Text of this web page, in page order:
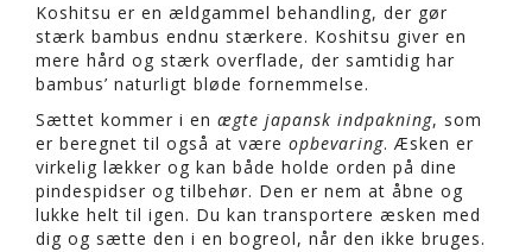
Koshitsu er en ældgammel behandling, der gør
stærk bambus endnu stærkere. Koshitsu giver en
mere hård og stærk overflade, der samtidig har
bambus’ naturligt bløde fornemmelse.
Sættet kommer i en ægte japansk indpakning, som
er beregnet til også at være opbevaring. Æsken er
virkelig lækker og kan både holde orden på dine
pindespidser og tilbehør. Den er nem at åbne og
lukke helt til igen. Du kan transportere æsken med
dig og sætte den i en bogreol, når den ikke bruges.